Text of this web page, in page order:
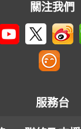
關注我們
服務台